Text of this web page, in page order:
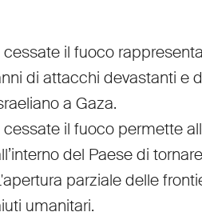
cessate il fuoco
di attacchi devastanti e
a Gaza.
cessate il fuoco permette
del Paese di
parziale delle
umanitari.